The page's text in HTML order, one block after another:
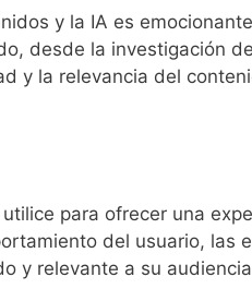
y la IA es
desde la investigación
y la relevancia del
para ofrecer una
del usuario,
y relevante a su